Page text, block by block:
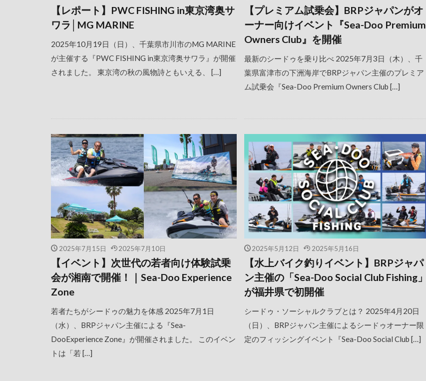
【レポート】PWC FISHING in東京湾奥サ
ワラ│MG MARINE
2025年10月19日（日）、千葉県市川市のMG MARINE
が主催する『PWC FISHING in東京湾奥サワラ』が開催
されました。 東京湾の秋の風物詩ともいえる、 […]
【プレミアム試乗会】BRPジャパンがオ
ーナー向けイベント『Sea-Doo Premium
Owners Club』を開催
最新のシードゥを乗り比べ 2025年7月3日（木）、千
葉県富津市の下洲海岸でBRPジャパン主催のプレミア
ム試乗会『Sea-Doo Premium Owners Club […]
2025年7月15日 2025年7月10日
【イベント】次世代の若者向け体験試乗
会が湘南で開催！｜Sea-Doo Experience
Zone
若者たちがシードゥの魅力を体感 2025年7月1日
（水）、BRPジャパン主催による『Sea-
DooExperience Zone』が開催されました。 このイベン
トは「若 […]
2025年5月12日 2025年5月16日
【水上バイク釣りイベント】BRPジャパ
ン主催の「Sea-Doo Social Club Fishing」
が福井県で初開催
シードゥ・ソーシャルクラブとは？ 2025年4月20日
（日）、BRPジャパン主催によるシードゥオーナー限
定のフィッシングイベント『Sea-Doo Social Club […]